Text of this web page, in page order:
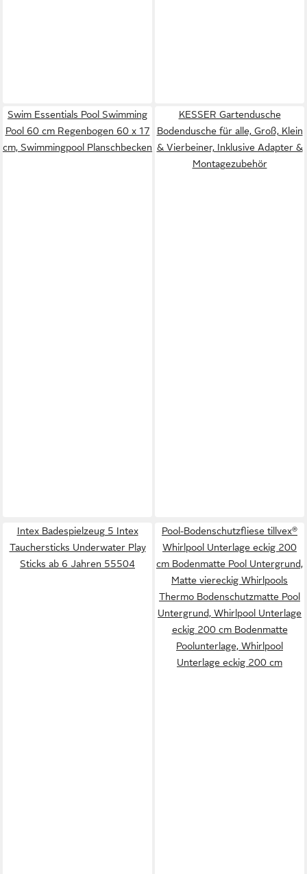
Swim Essentials Pool Swimming
Pool 60 cm Regenbogen 60 x 17
cm, Swimmingpool Planschbecken
KESSER Gartendusche
Bodendusche für alle, Groß, Klein
& Vierbeiner, Inklusive Adapter &
Montagezubehör
Intex Badespielzeug 5 Intex
Tauchersticks Underwater Play
Sticks ab 6 Jahren 55504
Pool-Bodenschutzfliese tillvex®
Whirlpool Unterlage eckig 200
cm Bodenmatte Pool Untergrund,
Matte viereckig Whirlpools
Thermo Bodenschutzmatte Pool
Untergrund, Whirlpool Unterlage
eckig 200 cm Bodenmatte
Poolunterlage, Whirlpool
Unterlage eckig 200 cm